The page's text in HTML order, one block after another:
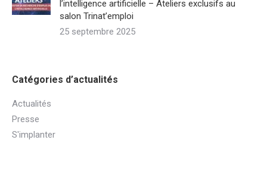
l’intelligence artificielle – Ateliers exclusifs au
salon Trinat’emploi
25 septembre 2025
Catégories d’actualités
Actualités
Presse
S'implanter